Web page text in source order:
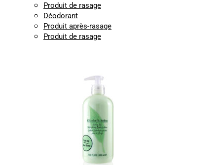
Produit de rasage
Déodorant
Produit après-rasage
Produit de rasage